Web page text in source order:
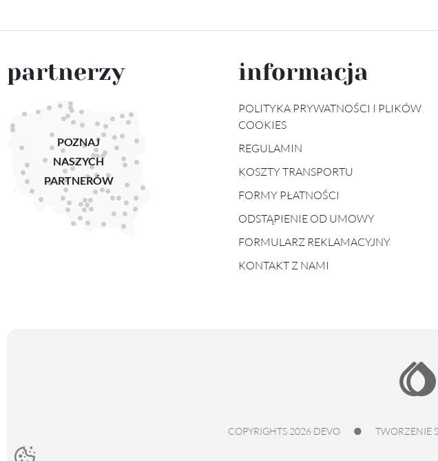
partnerzy
POZNAJ
NASZYCH
PARTNERÓW
informacja
POLITYKA PRYWATNOŚCI I PLIKÓW
COOKIES
REGULAMIN
KOSZTY TRANSPORTU
FORMY PŁATNOŚCI
ODSTĄPIENIE OD UMOWY
FORMULARZ REKLAMACYJNY
KONTAKT Z NAMI
COPYRIGHTS 2026 DEVO ● TWORZENIE